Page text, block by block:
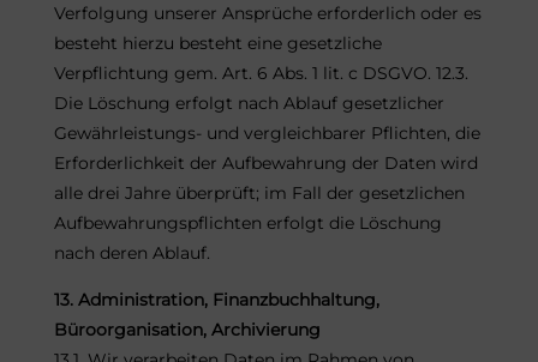
Verfolgung unserer Ansprüche erforderlich oder es
besteht hierzu besteht eine gesetzliche
Verpflichtung gem. Art. 6 Abs. 1 lit. c DSGVO. 12.3.
Die Löschung erfolgt nach Ablauf gesetzlicher
Gewährleistungs- und vergleichbarer Pflichten, die
Erforderlichkeit der Aufbewahrung der Daten wird
alle drei Jahre überprüft; im Fall der gesetzlichen
Aufbewahrungspflichten erfolgt die Löschung
nach deren Ablauf.
13. Administration, Finanzbuchhaltung,
Büroorganisation, Archivierung